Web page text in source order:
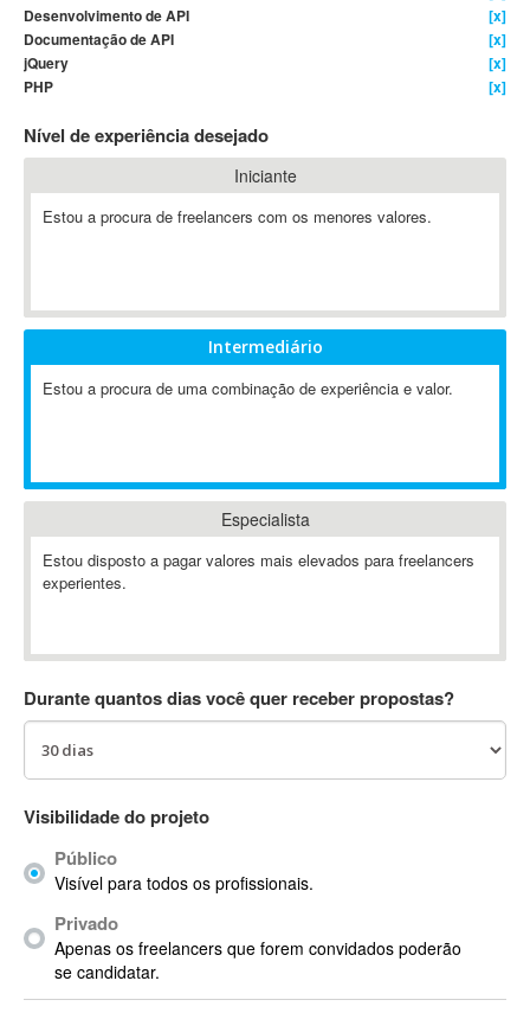
A&P
A-GPS
A2Billing
AAUS Scientific Diver
ABAP
ABIS
Ableton
Ableton Live
Abstract Window Toolkit (AWT)
AC Drives
AC3
ACID Pro
ACPI
ACT
Actian
Actimize
ActionScript
ActionScript 3
Desenvolvimento de API
[x]
Documentação de API
[x]
jQuery
[x]
PHP
[x]
Nível de experiência desejado
Iniciante
Estou a procura de freelancers com os menores valores.
Intermediário
Estou a procura de uma combinação de experiência e valor.
Especialista
Estou disposto a pagar valores mais elevados para freelancers
experientes.
Durante quantos dias você quer receber propostas?
Visibilidade do projeto
Público
Visível para todos os profissionais.
Privado
Apenas os freelancers que forem convidados poderão
se candidatar.